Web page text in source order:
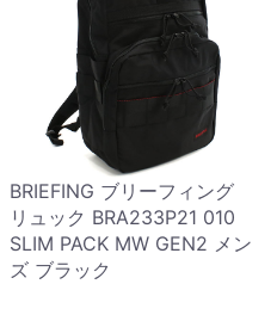
BRIEFING ブリーフィング
リュック BRA233P21 010
SLIM PACK MW GEN2 メン
ズ ブラック